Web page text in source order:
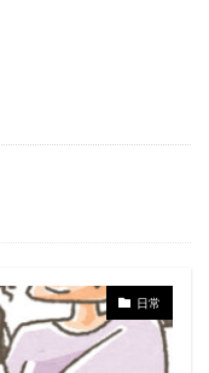
日常